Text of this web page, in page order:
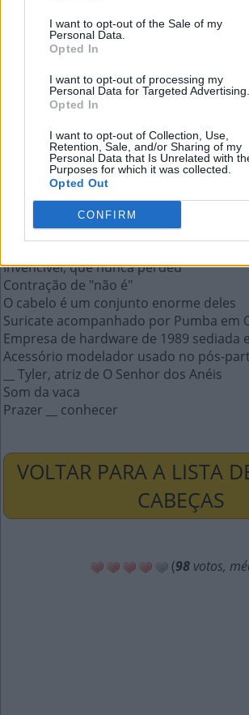
I want to opt-out of the Sale of my
Personal Data.
Opted In
I want to opt-out of processing my
Personal Data for Targeted Advertising.
Opted In
I want to opt-out of Collection, Use,
Retention, Sale, and/or Sharing of my
Personal Data that Is Unrelated with
Purposes for which it was collected.
Opted Out
CONFIRM
A resposta a esta pergunta:
A I R
Mais respostas deste quebra-
O Senhor dos __, livro de fantasia
Sigla usada pelo estado americano de
Nome aportuguesado de prato de
Taxas cobradas pelos bancos por
Material de tecido em que se pintam
Invencível; que nunca perdeu
Contração de "não é"
O cabelo é um conjunto enorme deles
Suricate acompanhado por Pumba em
Empresa de hardware de 1989 sediada
Acessório modelador usado no pós-
__ Tyler, atriz de O Senhor dos Anéis
Som da vaca
Prazer __ conhecer
VOLTAR PARA A LISTA
CABEÇAS
(98 votos,